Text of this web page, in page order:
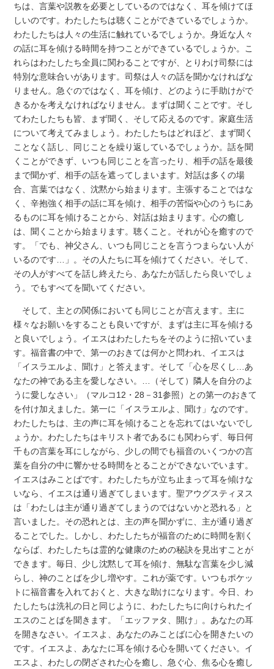
ちは、言葉や説教を必要としているのではなく、耳を傾けてほ
しいのです。わたしたちは聴くことができているでしょうか。
わたしたちは人々の生活に触れているでしょうか。身近な人々
の話に耳を傾ける時間を持つことができているでしょうか。こ
れらはわたしたち全員に関わることですが、とりわけ司祭には
特別な意味合いがあります。司祭は人々の話を聞かなければな
りません。急ぐのではなく、耳を傾け、どのように手助けがで
きるかを考えなければなりません。まずは聞くことです。そし
てわたしたちも皆、まず聞く、そして応えるのです。家庭生活
について考えてみましょう。わたしたちはどれほど、まず聞く
ことなく話し、同じことを繰り返しているでしょうか。話を聞
くことができず、いつも同じことを言ったり、相手の話を最後
まで聞かず、相手の話を遮ってしまいます。対話は多くの場
合、言葉ではなく、沈黙から始まります。主張することではな
く、辛抱強く相手の話に耳を傾け、相手の苦悩や心のうちにあ
るものに耳を傾けることから、対話は始まります。心の癒し
は、聞くことから始まります。聴くこと。それが心を癒すので
す。「でも、神父さん、いつも同じことを言うつまらない人が
いるのです…」。その人たちに耳を傾けてください。そして、
その人がすべてを話し終えたら、あなたが話したら良いでしょ
う。でもすべてを聞いてください。
そして、主との関係においても同じことが言えます。主に
様々なお願いをすることも良いですが、まずは主に耳を傾ける
と良いでしょう。イエスはわたしたちをそのように招いていま
す。福音書の中で、第一のおきては何かと問われ、イエスは
「イスラエルよ、聞け」と答えます。そして「心を尽くし…あ
なたの神である主を愛しなさい。…（そして）隣人を自分のよ
うに愛しなさい」（マルコ12・28－31参照）との第一のおきて
を付け加えました。第一に「イスラエルよ、聞け」なのです。
わたしたちは、主の声に耳を傾けることを忘れてはいないでし
ょうか。わたしたちはキリスト者であるにも関わらず、毎日何
千もの言葉を耳にしながら、少しの間でも福音のいくつかの言
葉を自分の中に響かせる時間をとることができないでいます。
イエスはみことばです。わたしたちが立ち止まって耳を傾けな
いなら、イエスは通り過ぎてしまいます。聖アウグスティヌス
は「わたしは主が通り過ぎてしまうのではないかと恐れる」と
言いました。その恐れとは、主の声を聞かずに、主が通り過ぎ
ることでした。しかし、わたしたちが福音のために時間を割く
ならば、わたしたちは霊的な健康のための秘訣を見出すことが
できます。毎日、少し沈黙して耳を傾け、無駄な言葉を少し減
らし、神のことばを少し増やす。これが薬です。いつもポケッ
トに福音書を入れておくと、大きな助けになります。今日、わ
たしたちは洗礼の日と同じように、わたしたちに向けられたイ
エスのことばを聞きます。「エッファタ、開け」。あなたの耳
を開きなさい。イエスよ、あなたのみことばに心を開きたいの
です。イエスよ、あなたに耳を傾ける心を開いてください。イ
エスよ、わたしの閉ざされた心を癒し、急ぐ心、焦る心を癒し